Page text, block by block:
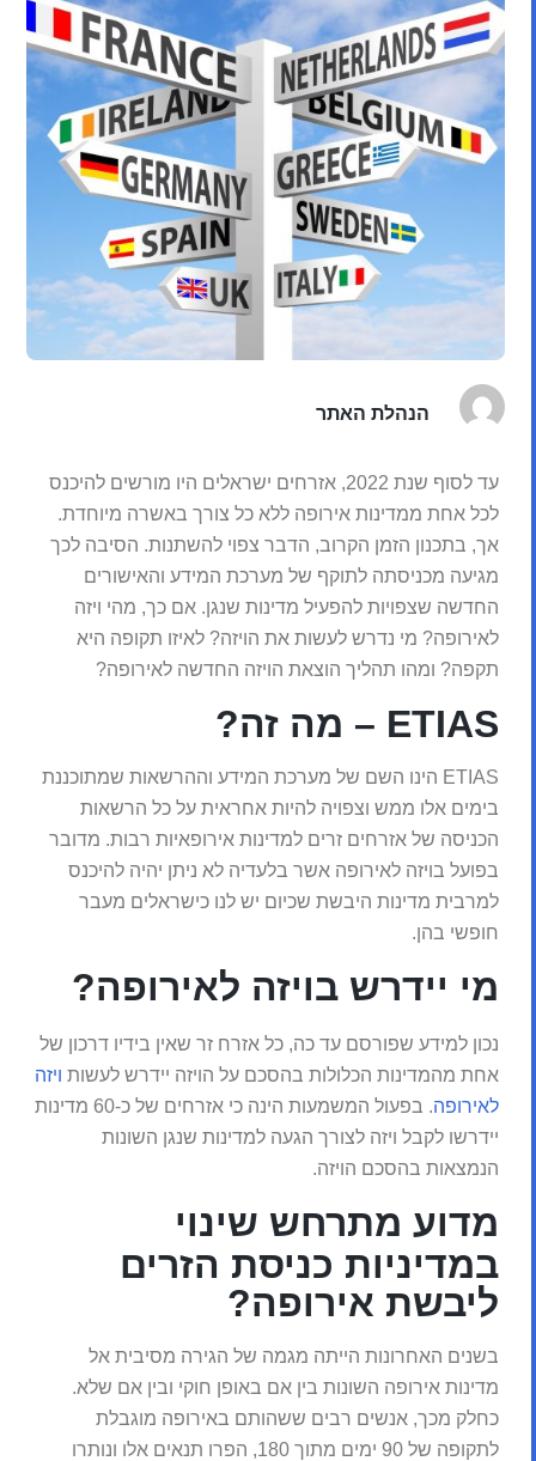
הנהלת האתר
עד לסוף שנת 2022, אזרחים ישראלים היו מורשים להיכנס
לכל אחת ממדינות אירופה ללא כל צורך באשרה מיוחדת.
אך, בתכנון הזמן הקרוב, הדבר צפוי להשתנות. הסיבה לכך
מגיעה מכניסתה לתוקף של מערכת המידע והאישורים
החדשה שצפויות להפעיל מדינות שנגן. אם כך, מהי ויזה
לאירופה? מי נדרש לעשות את הויזה? לאיזו תקופה היא
תקפה? ומהו תהליך הוצאת הויזה החדשה לאירופה?
ETIAS – מה זה?
ETIAS הינו השם של מערכת המידע וההרשאות שמתוכננת
בימים אלו ממש וצפויה להיות אחראית על כל הרשאות
הכניסה של אזרחים זרים למדינות אירופאיות רבות. מדובר
בפועל בויזה לאירופה אשר בלעדיה לא ניתן יהיה להיכנס
למרבית מדינות היבשת שכיום יש לנו כישראלים מעבר
חופשי בהן.
מי יידרש בויזה לאירופה?
נכון למידע שפורסם עד כה, כל אזרח זר שאין בידיו דרכון של
אחת מהמדינות הכלולות בהסכם על הויזה יידרש לעשות ויזה
לאירופה
. בפעול המשמעות הינה כי אזרחים של כ-60 מדינות
יידרשו לקבל ויזה לצורך הגעה למדינות שנגן השונות
הנמצאות בהסכם הויזה.
מדוע מתרחש שינוי
במדיניות כניסת הזרים
ליבשת אירופה?
בשנים האחרונות הייתה מגמה של הגירה מסיבית אל
מדינות אירופה השונות בין אם באופן חוקי ובין אם שלא.
כחלק מכך, אנשים רבים ששהותם באירופה מוגבלת
לתקופה של 90 ימים מתוך 180, הפרו תנאים אלו ונותרו